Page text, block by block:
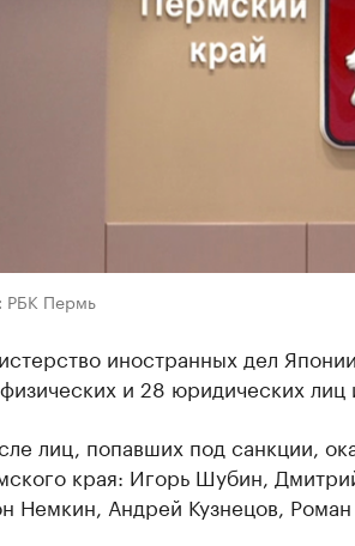
РБК Пермь
иностранных дел
и 28 юридических лиц
лиц, попавших под санкции,
края: Игорь Шубин,
Немкин, Андрей Кузнецов,